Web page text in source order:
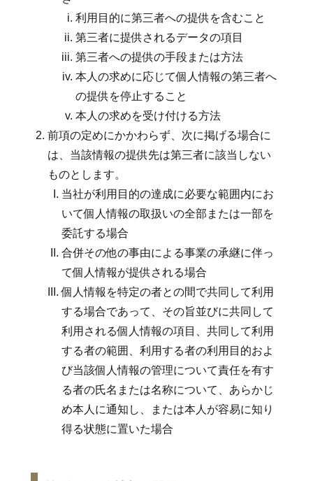
利用目的に第三者への提供を含むこと
第三者に提供されるデータの項目
第三者への提供の手段または方法
本人の求めに応じて個人情報の第三者へ
の提供を停止すること
本人の求めを受け付ける方法
前項の定めにかかわらず、次に掲げる場合に
は、当該情報の提供先は第三者に該当しない
ものとします。
当社が利用目的の達成に必要な範囲内にお
いて個人情報の取扱いの全部または一部を
委託する場合
合併その他の事由による事業の承継に伴っ
て個人情報が提供される場合
個人情報を特定の者との間で共同して利用
する場合であって、その旨並びに共同して
利用される個人情報の項目、共同して利用
する者の範囲、利用する者の利用目的およ
び当該個人情報の管理について責任を有す
る者の氏名または名称について、あらかじ
め本人に通知し、または本人が容易に知り
得る状態に置いた場合